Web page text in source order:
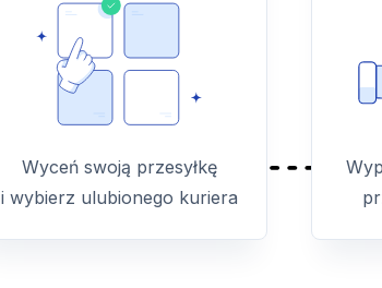
Wyceń swoją przesyłkę
i wybierz ulubionego kuriera